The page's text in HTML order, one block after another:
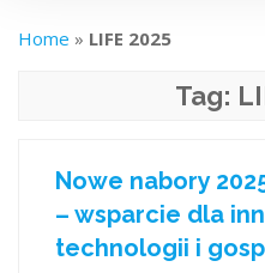
Home » LIFE 2025
Tag:
Nowe nabory
– wsparcie dla
technologii i